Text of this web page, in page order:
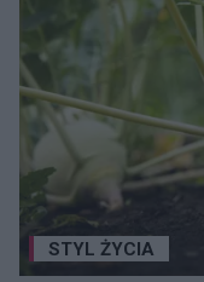
STYL ŻYCIA